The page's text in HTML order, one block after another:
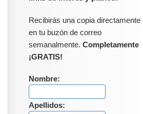
Recibirás una copia directamente
en tu buzón de correo
semanalmente. Completamente
¡GRATIS!
Nombre:
Apellidos: